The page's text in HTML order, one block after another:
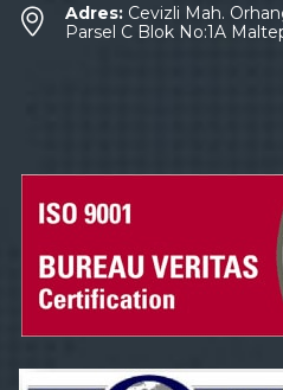
Adres: Cevizli Mah.
Parsel C Blok No:1A